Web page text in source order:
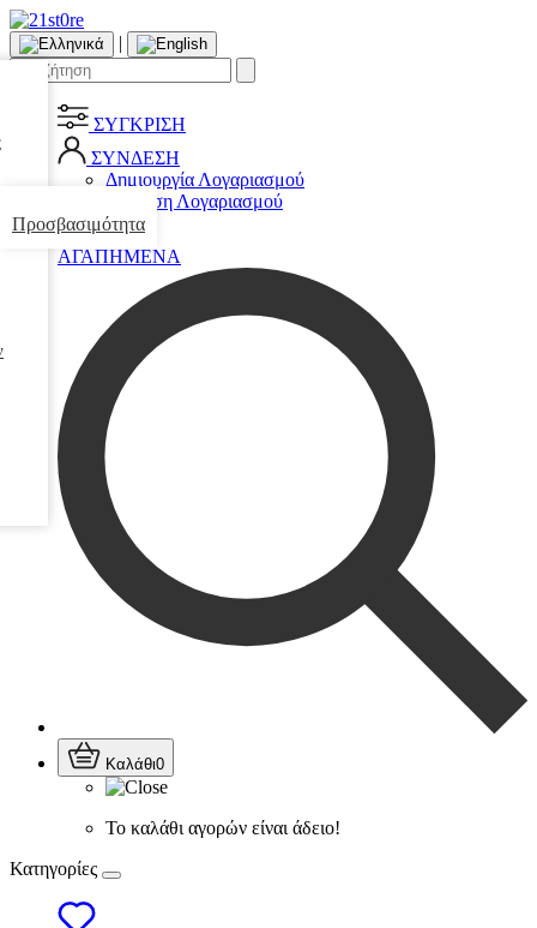
|
ΣΥΓΚΡΙΣΗ
ΣΥΝΔΕΣΗ
Δημιουργία Λογαριασμού
Σύνδεση Λογαριασμού
0
ΑΓΑΠΗΜΕΝΑ
Καλάθι0
Το καλάθι αγορών είναι άδειο!
Κατηγορίες
Προσβασιμότητα